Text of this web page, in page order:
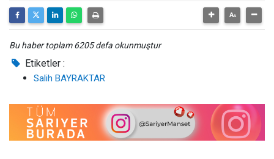
Bu haber toplam 6205 defa okunmuştur
Etiketler :
Salih BAYRAKTAR